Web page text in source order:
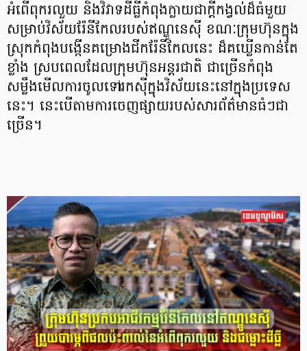
អំពើពុករលួយ និងវិវាទដីធ្លីកំពុងក្លាយជាក្តីកង្វល់ដ៏ធំមួយ
សម្រាប់វិស័យរ៉ែនីកែលរបស់ឥណ្ឌូនេស៊ី ខណៈក្រុមហ៊ុនក្នុង
ស្រុកកំពុងបង្កើនគម្រោងជីករ៉ែនីកែលនេះ ដ៏គឃ្លើនកាន់តែ
ខ្លាំង ស្របពេលដែលក្រុមហ៊ុនអន្តរជាតិ ជាច្រើនកំពុង
សម្លឹងមើលការចូលទៅរកស៊ីក្នុងវិស័យនេះនៅក្នុងប្រទេស
នេះ។ នេះបើតាមការចេញផ្សាយរបស់សារព័ត៌មានធំៗជា
ច្រើន។